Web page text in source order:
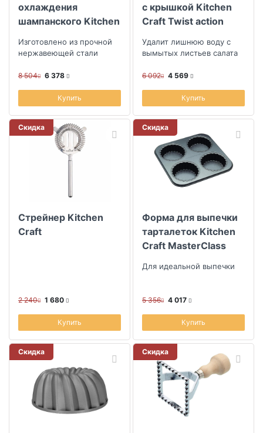
охлаждения
шампанского Kitchen
Изготовлено из прочной
нержавеющей стали
8 504 6 378
Купить
с крышкой Kitchen
Craft Twist action
Удалит лишнюю воду с
вымытых листьев салата
6 092 4 569
Купить
Скидка
Стрейнер Kitchen
Craft
2 240 1 680
Купить
Скидка
Форма для выпечки
тарталеток Kitchen
Craft MasterClass
Для идеальной выпечки
5 356 4 017
Купить
Скидка Скидка